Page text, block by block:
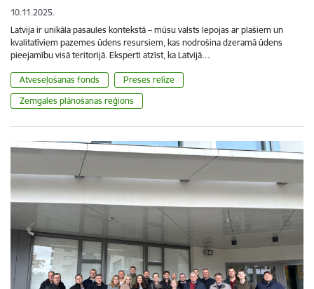
10.11.2025.
Latvija ir unikāla pasaules kontekstā – mūsu valsts lepojas ar plašiem un
kvalitatīviem pazemes ūdens resursiem, kas nodrošina dzeramā ūdens
pieejamību visā teritorijā. Eksperti atzīst, ka Latvijā…
Atveseļošanas fonds
Preses relīze
Zemgales plānošanas reģions